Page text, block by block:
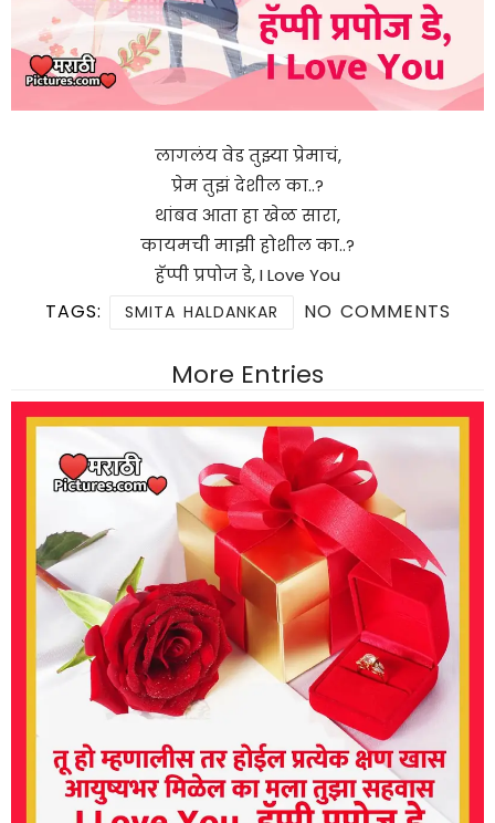
लागलंय वेड तुझ्या प्रेमाचं,
प्रेम तुझं देशील का..?
थांबव आता हा खेळ सारा,
कायमची माझी होशील का..?
हॅप्पी प्रपोज डे, I Love You
TAGS: SMITA HALDANKAR NO COMMENTS
More Entries